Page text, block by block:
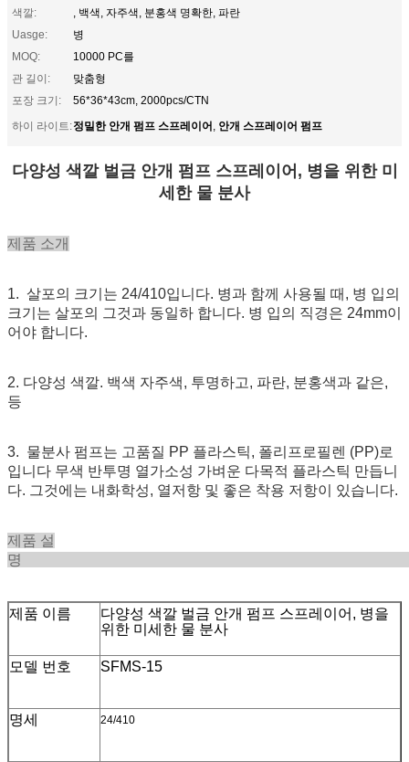
색깔:
, 백색, 자주색, 분홍색 명확한, 파란
Uasge:
병
MOQ:
10000 PC를
관 길이:
맞춤형
포장 크기:
56*36*43cm, 2000pcs/CTN
하이 라이트:정밀한 안개 펌프 스프레이어, 안개 스프레이어 펌프
다양성 색깔 벌금 안개 펌프 스프레이어, 병을 위한 미
세한 물 분사
제품 소개
1. 살포의 크기는 24/410입니다. 병과 함께 사용될 때, 병 입의
크기는 살포의 그것과 동일하 합니다. 병 입의 직경은 24mm이
어야 합니다.
2. 다양성 색깔. 백색 자주색, 투명하고, 파란, 분홍색과 같은,
등
3. 물분사 펌프는 고품질 PP 플라스틱, 폴리프로필렌 (PP)로
입니다 무색 반투명 열가소성 가벼운 다목적 플라스틱 만듭니
다. 그것에는 내화학성, 열저항 및 좋은 착용 저항이 있습니다.
제품 설
제품 이름
다양성 색깔 벌금 안개 펌프 스프레이어, 병을
위한 미세한 물 분사
모델 번호 SFMS-15
명세 24/410